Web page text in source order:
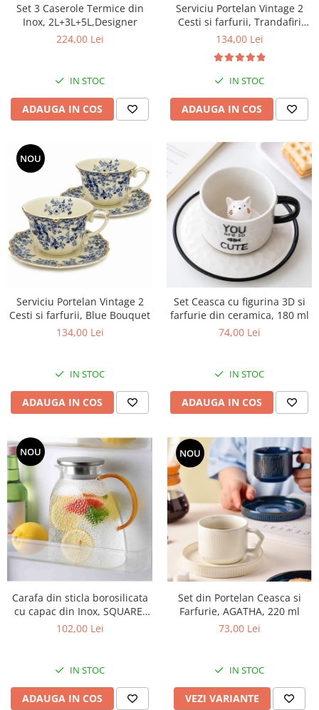
Set 3 Caserole Termice din
Inox, 2L+3L+5L,Designer
224,00 Lei
IN STOC
ADAUGA IN COS
Serviciu Portelan Vintage 2
Cesti si farfurii, Trandafiri
NEW
134,00 Lei
IN STOC
ADAUGA IN COS
NOU
Serviciu Portelan Vintage 2
Cesti si farfurii, Blue Bouquet
134,00 Lei
IN STOC
ADAUGA IN COS
Set Ceasca cu figurina 3D si
farfurie din ceramica, 180 ml
74,00 Lei
IN STOC
ADAUGA IN COS
NOU
Carafa din sticla borosilicata
cu capac din Inox, SQUARE,
1400 ml, 9x13x20 cm
102,00 Lei
IN STOC
ADAUGA IN COS
NOU
Set din Portelan Ceasca si
Farfurie, AGATHA, 220 ml
73,00 Lei
IN STOC
VEZI VARIANTE